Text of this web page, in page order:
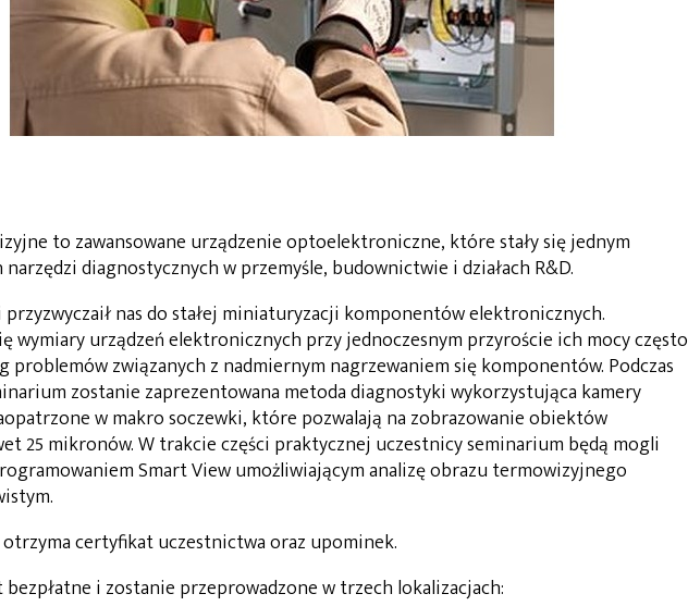
to zawansowane urządzenie optoelektroniczne, które stały się jednym
diagnostycznych w przemyśle, budownictwie i działach R&D.
nas do stałej miniaturyzacji komponentów elektronicznych.
wymiary urządzeń elektronicznych przy jednoczesnym przyroście ich mocy często
problemów związanych z nadmiernym nagrzewaniem się komponentów. Podczas
zostanie zaprezentowana metoda diagnostyki wykorzystująca kamery
w makro soczewki, które pozwalają na zobrazowanie obiektów
25 mikronów. W trakcie części praktycznej uczestnicy seminarium będą mogli
Smart View umożliwiającym analizę obrazu termowizyjnego
otrzyma certyfikat uczestnictwa oraz upominek.
i zostanie przeprowadzone w trzech lokalizacjach: